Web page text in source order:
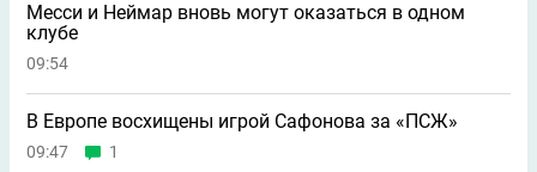
Месси и Неймар вновь могут оказаться в одном
клубе
09:54
В Европе восхищены игрой Сафонова за «ПСЖ»
09:47 1